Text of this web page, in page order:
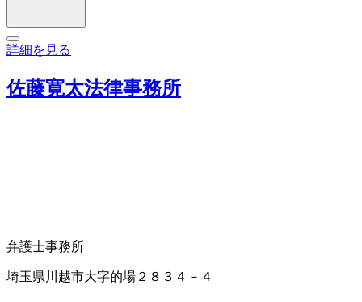
詳細を見る
佐藤寛太法律事務所
弁護士事務所
埼玉県川越市大字的場２８３４－４